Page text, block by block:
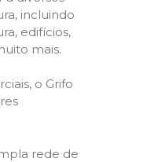
incluindo
edifícios,
mais.
o Grifo
rede de